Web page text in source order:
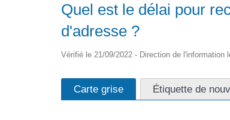
Quel est le délai pour
d'adresse ?
Vérifié le 21/09/2022 - Direction de
Carte grise Étiquette de